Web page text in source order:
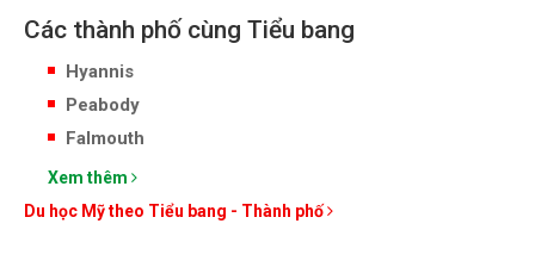
Các thành phố cùng Tiểu bang
Hyannis
Peabody
Falmouth
Xem thêm
Du học Mỹ theo Tiểu bang - Thành phố